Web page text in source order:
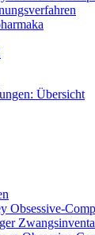
Übersicht
Obsessive-